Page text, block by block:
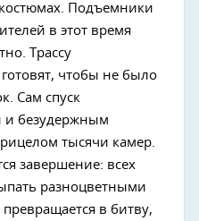
Подъемники
в этот время
Трассу
чтобы не было
Сам спуск
и безудержным
тысячи камер.
завершение: всех
разноцветными
в битву,